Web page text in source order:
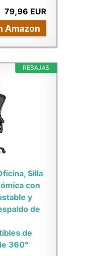
79,96 EUR
Amazon
REBAJAS
Silla
con
y
de
de
360°